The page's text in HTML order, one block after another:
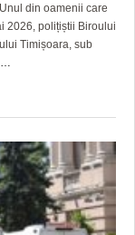
din oamenii care
2026, polițiștii Biroului
Timișoara, sub
…